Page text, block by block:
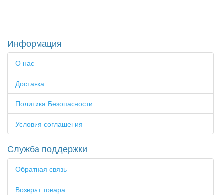
Информация
О нас
Доставка
Политика Безопасности
Условия соглашения
Служба поддержки
Обратная связь
Возврат товара